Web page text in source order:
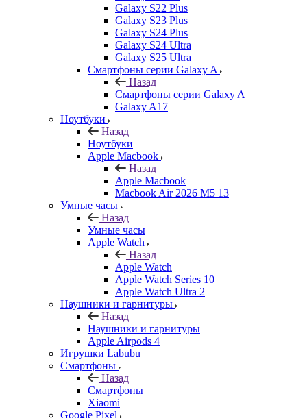
Galaxy S22 Plus
Galaxy S23 Plus
Galaxy S24 Plus
Galaxy S24 Ultra
Galaxy S25 Ultra
Смартфоны серии Galaxy A
Назад
Смартфоны серии Galaxy A
Galaxy A17
Ноутбуки
Назад
Ноутбуки
Apple Macbook
Назад
Apple Macbook
Macbook Air 2026 M5 13
Умные часы
Назад
Умные часы
Apple Watch
Назад
Apple Watch
Apple Watch Series 10
Apple Watch Ultra 2
Наушники и гарнитуры
Назад
Наушники и гарнитуры
Apple Airpods 4
Игрушки Labubu
Смартфоны
Назад
Смартфоны
Xiaomi
Google Pixel